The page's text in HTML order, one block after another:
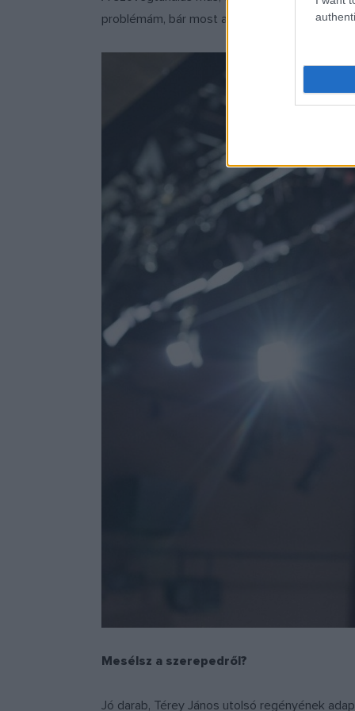
problémám, bár most a
ra
Mesélsz a szerepedről?
Jó darab, Térey János utolsó regényének